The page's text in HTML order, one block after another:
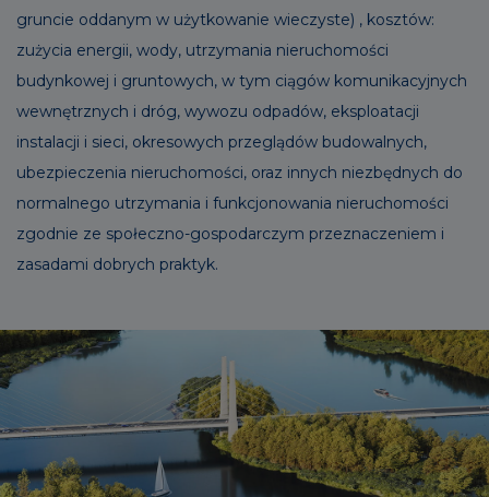
gruncie oddanym w użytkowanie wieczyste) , kosztów:
zużycia energii, wody, utrzymania nieruchomości
budynkowej i gruntowych, w tym ciągów komunikacyjnych
wewnętrznych i dróg, wywozu odpadów, eksploatacji
instalacji i sieci, okresowych przeglądów budowalnych,
ubezpieczenia nieruchomości, oraz innych niezbędnych do
normalnego utrzymania i funkcjonowania nieruchomości
zgodnie ze społeczno-gospodarczym przeznaczeniem i
zasadami dobrych praktyk.